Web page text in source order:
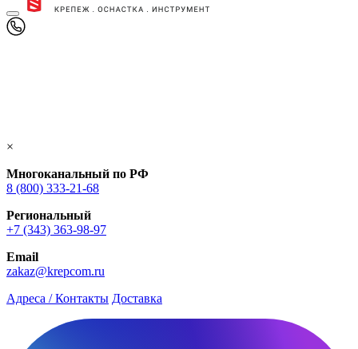
×
Многоканальный по РФ
8 (800) 333‑21-68
Региональный
+7 (343) 363-98-97
Email
zakaz@krepcom.ru
Адреса / Контакты Доставка